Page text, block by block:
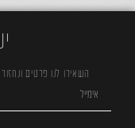
השאירו לנו פרטים